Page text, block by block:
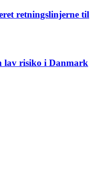
retnings­linjerne til
lav risiko i Danmark